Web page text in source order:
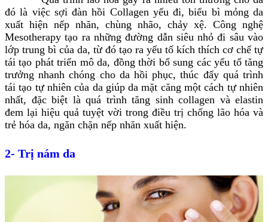
đó là việc sợi đàn hồi Collagen yếu đi, biểu bì mỏng da
xuất hiện nếp nhăn, chùng nhão, chảy xệ. Công nghệ
Mesotherapy tạo ra những đường dẫn siêu nhỏ đi sâu vào
lớp trung bì của da, từ đó tạo ra yếu tố kích thích cơ chế tự
tái tạo phát triển mô da, đồng thời bổ sung các yếu tố tăng
trưởng nhanh chóng cho da hồi phục, thúc đẩy quá trình
tái tạo tự nhiên của da giúp da mặt căng một cách tự nhiên
nhất, đặc biệt là quá trình tăng sinh collagen và elastin
đem lại hiệu quả tuyệt vời trong điều trị chống lão hóa và
trẻ hóa da, ngăn chặn nếp nhăn xuất hiện.
2- Trị nám da